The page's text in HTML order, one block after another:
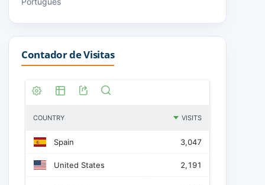
Contador de Visitas